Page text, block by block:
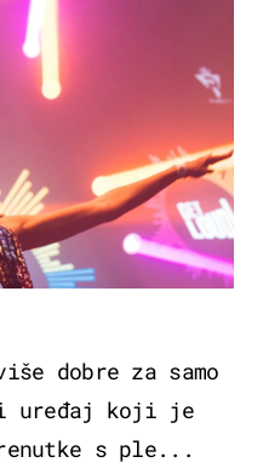
dobre za samo
uređaj koji je
s ple...